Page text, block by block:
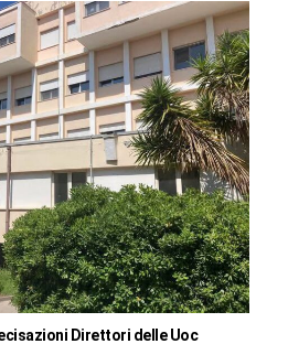
Direttori delle Uoc